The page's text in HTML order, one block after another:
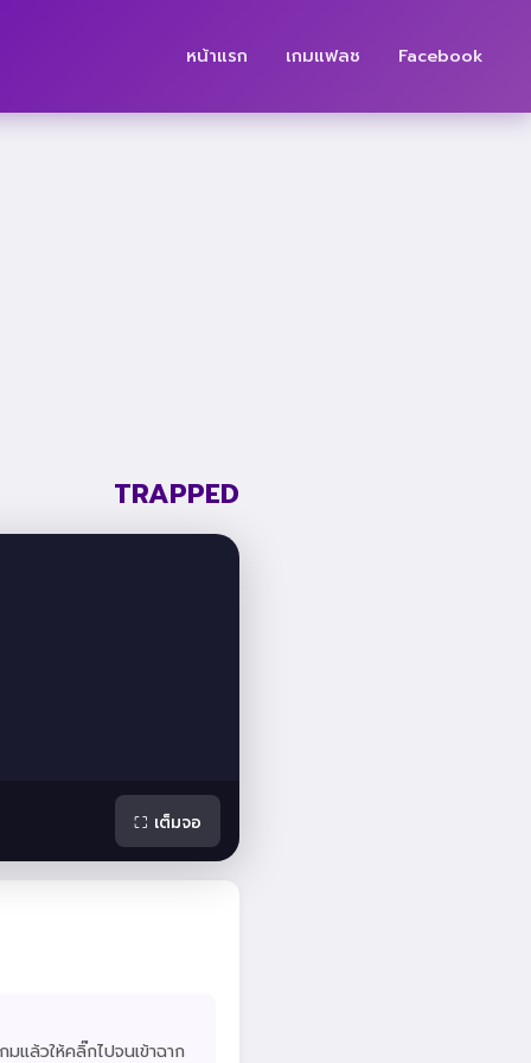
หน้าแรก เกมแฟลช Facebook
TRAPPED
⛶ เต็มจอ
แล้วให้คลิ๊กไปจนเข้าฉาก